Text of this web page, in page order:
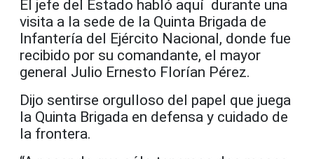
El jefe del Estado habló aquí durante una
visita a la sede de la Quinta Brigada de
Infantería del Ejército Nacional, donde fue
recibido por su comandante, el mayor
general Julio Ernesto Florían Pérez.
Dijo sentirse orgulloso del papel que juega
la Quinta Brigada en defensa y cuidado de
la frontera.